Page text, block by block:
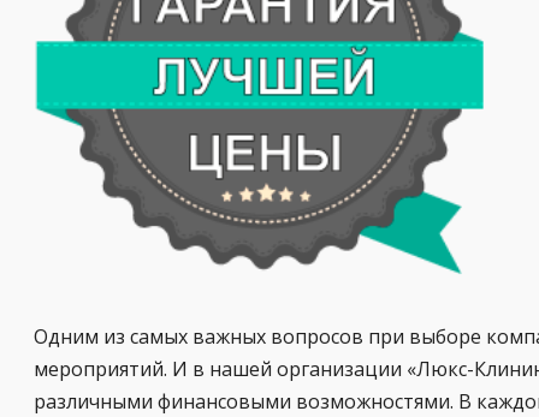
Одним из самых важных вопросов при выборе
мероприятий. И в нашей организации «Люкс-
различными финансовыми возможностями. В